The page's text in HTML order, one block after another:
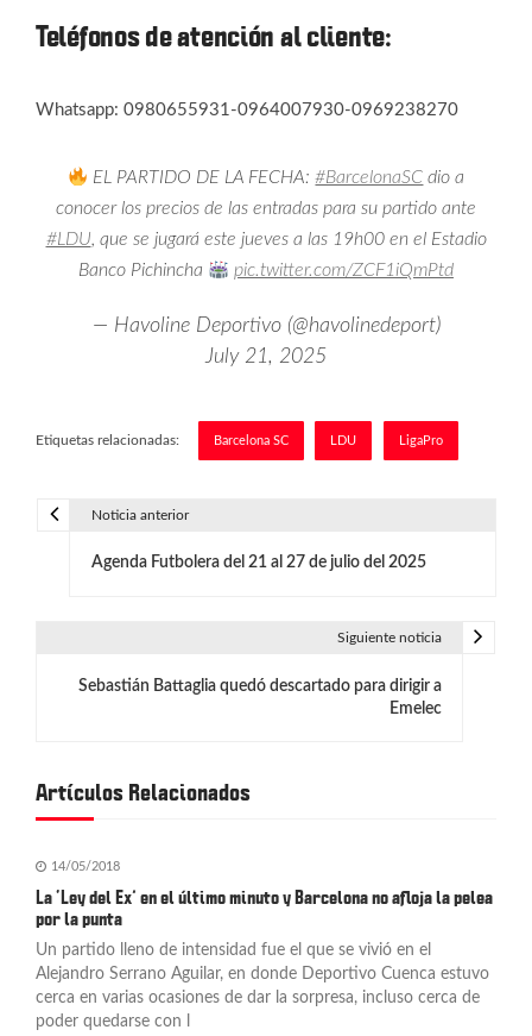
Teléfonos de atención al cliente:
Whatsapp: 0980655931-0964007930-0969238270
EL PARTIDO DE LA FECHA:#BarcelonaSC dio a
conocer los precios de las entradas para su partido ante
#LDU, que se jugará este jueves a las 19h00 en el Estadio
Banco Pichincha
pic.twitter.com/ZCF1iQmPtd
— Havoline Deportivo (@havolinedeport)
July 21, 2025
Etiquetas relacionadas: Barcelona SC LDU LigaPro
c
ó
n
d
e
Noticia anterior
Agenda Futbolera del 21 al 27 de julio del 2025
Siguiente noticia
Sebastián Battaglia quedó descartado para dirigir a
Emelec
Artículos Relacionados
14/05/2018
La ‘Ley del Ex’ en el último minuto y Barcelona no afloja la pelea
por la punta
Un partido lleno de intensidad fue el que se vivió en el
Alejandro Serrano Aguilar, en donde Deportivo Cuenca estuvo
cerca en varias ocasiones de dar la sorpresa, incluso cerca de
poder quedarse con l